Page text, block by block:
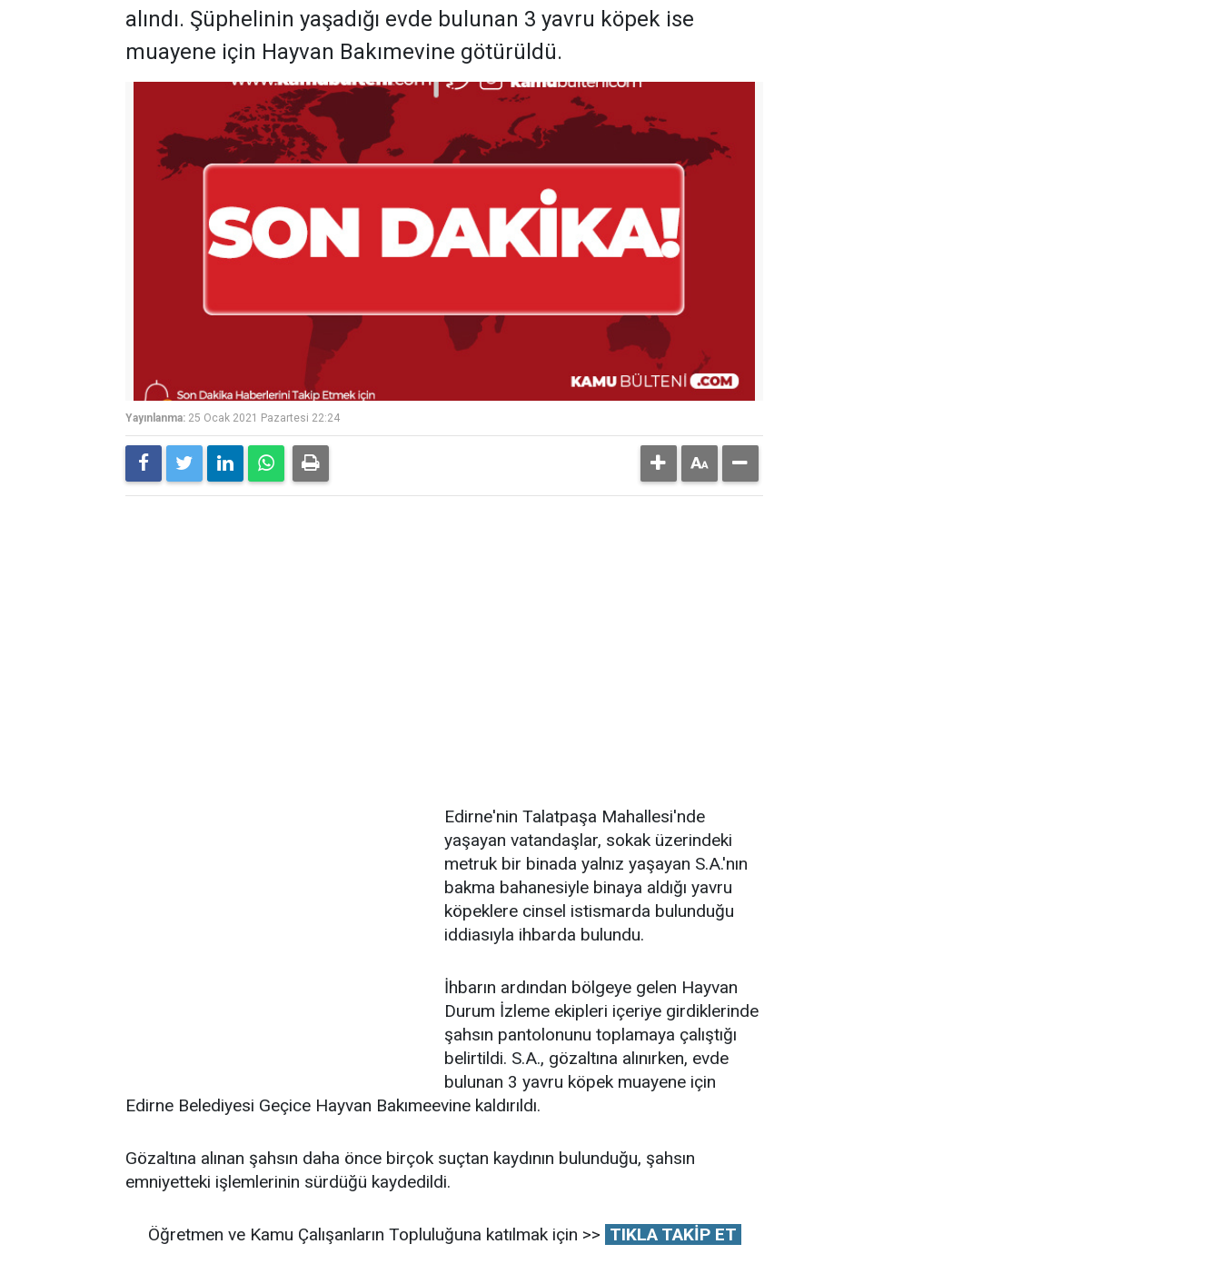
alındı. Şüphelinin yaşadığı evde bulunan 3 yavru köpek ise
muayene için Hayvan Bakımevine götürüldü.
Yayınlanma: 25 Ocak 2021 Pazartesi 22:24
Edirne'nin Talatpaşa Mahallesi'nde
yaşayan vatandaşlar, sokak üzerindeki
metruk bir binada yalnız yaşayan S.A.'nın
bakma bahanesiyle binaya aldığı yavru
köpeklere cinsel istismarda bulunduğu
iddiasıyla ihbarda bulundu.
İhbarın ardından bölgeye gelen Hayvan
Durum İzleme ekipleri içeriye girdiklerinde
şahsın pantolonunu toplamaya çalıştığı
belirtildi. S.A., gözaltına alınırken, evde
bulunan 3 yavru köpek muayene için
Edirne Belediyesi Geçice Hayvan Bakımeevine kaldırıldı.
Gözaltına alınan şahsın daha önce birçok suçtan kaydının bulunduğu, şahsın
emniyetteki işlemlerinin sürdüğü kaydedildi.
Öğretmen ve Kamu Çalışanların Topluluğuna katılmak için >> TIKLA TAKİP ET